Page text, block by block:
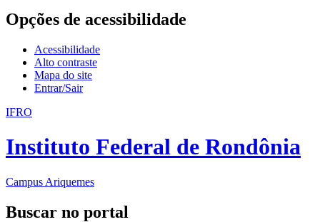
Opções de acessibilidade
Acessibilidade
Alto contraste
Mapa do site
Entrar/Sair
IFRO
Instituto Federal de Rondônia
Campus Ariquemes
Buscar no portal